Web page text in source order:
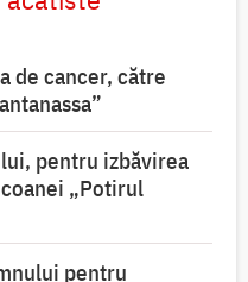
de cancer, către
pentru izbăvirea
„Potirul
pentru